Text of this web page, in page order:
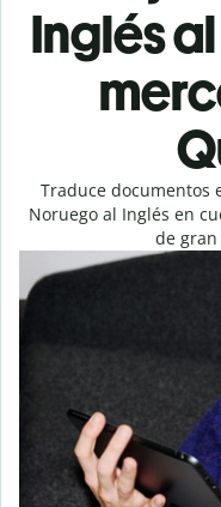
Inglés
Traduce documentos
Noruego al Inglés en
de